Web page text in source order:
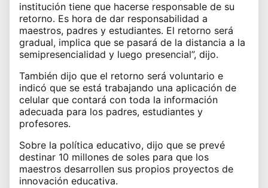
institución tiene que hacerse responsable de su
retorno. Es hora de dar responsabilidad a
maestros, padres y estudiantes. El retorno será
gradual, implica que se pasará de la distancia a la
semipresencialidad y luego presencial”, dijo.
También dijo que el retorno será voluntario e
indicó que se está trabajando una aplicación de
celular que contará con toda la información
adecuada para los padres, estudiantes y
profesores.
Sobre la política educativo, dijo que se prevé
destinar 10 millones de soles para que los
maestros desarrollen sus propios proyectos de
innovación educativa.